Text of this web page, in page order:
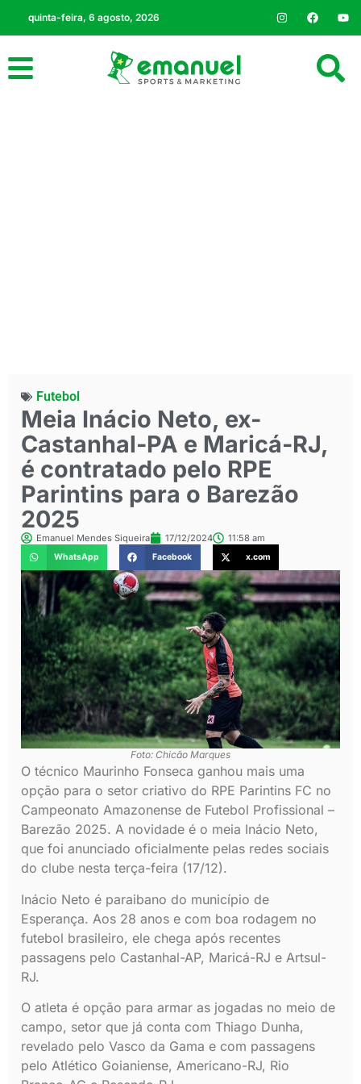
quinta-feira, 6 agosto, 2026
Futebol
Meia Inácio Neto, ex-
Castanhal-PA e Maricá-RJ,
é contratado pelo RPE
Parintins para o Barezão
2025
Emanuel Mendes Siqueira 17/12/2024 11:58 am
WhatsApp Facebook x.com
Foto: Chicão Marques
O técnico Maurinho Fonseca ganhou mais uma
opção para o setor criativo do RPE Parintins FC no
Campeonato Amazonense de Futebol Profissional –
Barezão 2025. A novidade é o meia Inácio Neto,
que foi anunciado oficialmente pelas redes sociais
do clube nesta terça-feira (17/12).
Inácio Neto é paraibano do município de
Esperança. Aos 28 anos e com boa rodagem no
futebol brasileiro, ele chega após recentes
passagens pelo Castanhal-AP, Maricá-RJ e Artsul-
RJ.
O atleta é opção para armar as jogadas no meio de
campo, setor que já conta com Thiago Dunha,
revelado pelo Vasco da Gama e com passagens
pelo Atlético Goianiense, Americano-RJ, Rio